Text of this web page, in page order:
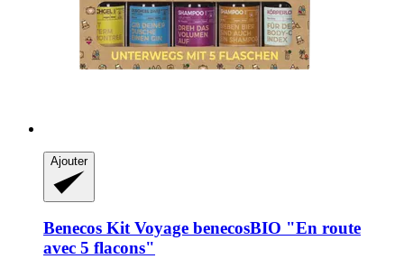
Ajouter
Benecos Kit Voyage benecosBIO "En route
avec 5 flacons"